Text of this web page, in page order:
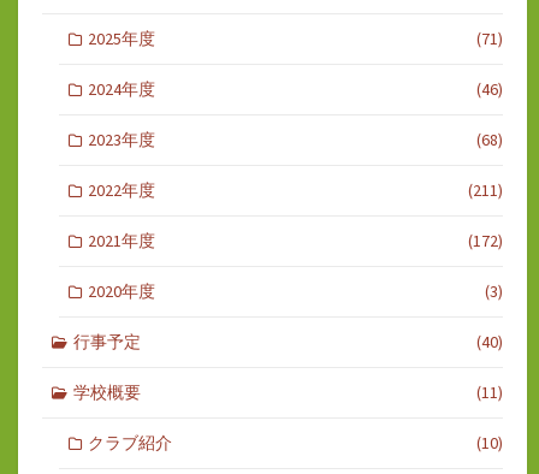
2025年度 (71)
2024年度 (46)
2023年度 (68)
2022年度 (211)
2021年度 (172)
2020年度 (3)
行事予定 (40)
学校概要 (11)
クラブ紹介 (10)